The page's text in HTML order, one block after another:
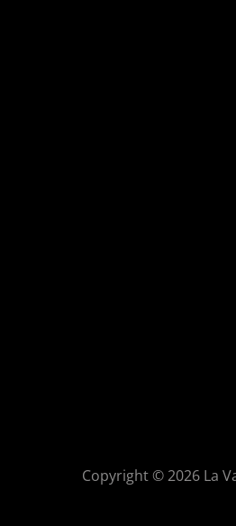
Copyright © 2026 La